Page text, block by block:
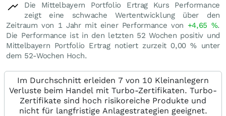
Die Mittelbayern Portfolio Ertrag Kurs Performance
zeigt eine schwache Wertentwicklung über den
Zeitraum von 1 Jahr mit einer Performance von +4,65 %.
Die Performance ist in den letzten 52 Wochen positiv und
Mittelbayern Portfolio Ertrag notiert zurzeit 0,00% unter
dem 52-Wochen Hoch.
Im Durchschnitt erleiden 7 von 10 Kleinanlegern
Verluste beim Handel mit Turbo-Zertifikaten. Turbo-
Zertifikate sind hoch risikoreiche Produkte und
nicht für langfristige Anlagestrategien geeignet.